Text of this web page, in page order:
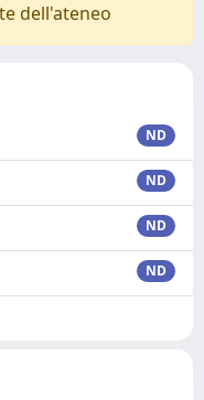
dell'ateneo
ND
ND
ND
ND